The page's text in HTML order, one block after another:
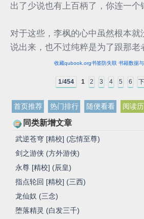
出了少说也有上百柄了，你连一个
对于这些，李枫的心中虽然根本就
说出来，也不过纯粹是为了跟那老
收藏qubook.org书签防失联 书籍数据
1/454 1 2 3 4 5 6
首页推荐 热门排行 随便看看 阅读
同类新增文章
武逆苍穹 [精校] (忘情至尊)
剑之游侠 (方外游侠)
永尊 [精校] (辰皇)
指点轮回 [精校] (三西)
龙仙奴 (三念)
堕落精灵 (白发三千)